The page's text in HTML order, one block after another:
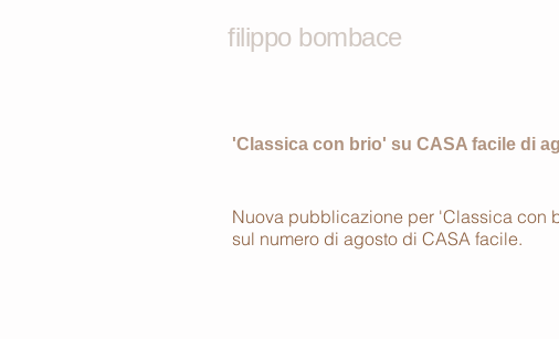
filippo bombace
'Classica con brio' su CASA facile di
Nuova pubblicazione per 'Classica con
sul numero di agosto di CASA facile.